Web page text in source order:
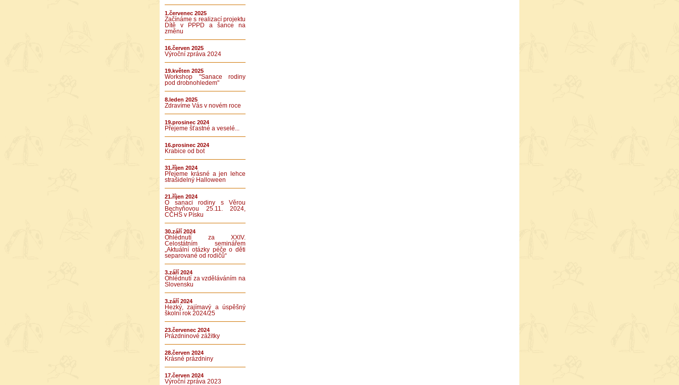
1.červenec 2025
Začínáme s realizací projektu
Dítě v PPPD a šance na
změnu
16.červen 2025
Výroční zpráva 2024
19.květen 2025
Workshop "Sanace rodiny
pod drobnohledem"
8.leden 2025
Zdravíme Vás v novém roce
19.prosinec 2024
Přejeme šťastné a veselé...
16.prosinec 2024
Krabice od bot
31.říjen 2024
Přejeme krásné a jen lehce
strašidelný Halloween
21.říjen 2024
O sanaci rodiny s Věrou
Bechyňovou 25.11. 2024,
CČHS v Písku
30.září 2024
Ohlédnutí za XXIV.
Celostátním seminářem
„Aktuální otázky péče o děti
separované od rodičů“
3.září 2024
Ohlédnutí za vzděláváním na
Slovensku
3.září 2024
Hezký, zajímavý a úspěšný
školní rok 2024/25
23.červenec 2024
Prázdninové zážitky
28.červen 2024
Krásné prázdniny
17.červen 2024
Výroční zpráva 2023